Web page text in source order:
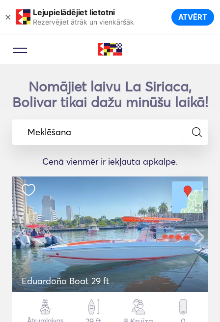
× Lejupielādējiet lietotni
Rezervējiet ātrāk un vienkāršāk ATVĒRT
Nomājiet laivu La Siriaca,
Bolivar tikai dažu minūšu laikā!
Meklēšana
Cenā vienmēr ir iekļauta apkalpe.
Eduardoño Boat 29 ft